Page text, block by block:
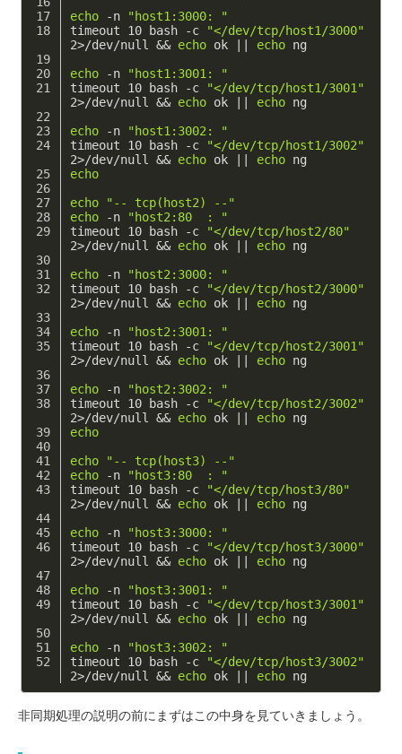
echo -n
"host1:3000: "
timeout 10 bash -c
"</dev/tcp/host1/3000"
2>/dev/null && echo ok || echo ng
echo -n
"host1:3001: "
timeout 10 bash -c
"</dev/tcp/host1/3001"
2>/dev/null && echo ok || echo ng
echo -n
"host1:3002: "
timeout 10 bash -c
"</dev/tcp/host1/3002"
2>/dev/null && echo ok || echo ng
echo
echo
"-- tcp(host2) --"
echo -n
"host2:80  : "
timeout 10 bash -c
"</dev/tcp/host2/80"
2>/dev/null && echo ok || echo ng
echo -n
"host2:3000: "
timeout 10 bash -c
"</dev/tcp/host2/3000"
2>/dev/null && echo ok || echo ng
echo -n
"host2:3001: "
timeout 10 bash -c
"</dev/tcp/host2/3001"
2>/dev/null && echo ok || echo ng
echo -n
"host2:3002: "
timeout 10 bash -c
"</dev/tcp/host2/3002"
2>/dev/null && echo ok || echo ng
echo
echo
"-- tcp(host3) --"
echo -n
"host3:80  : "
timeout 10 bash -c
"</dev/tcp/host3/80"
2>/dev/null && echo ok || echo ng
echo -n
"host3:3000: "
timeout 10 bash -c
"</dev/tcp/host3/3000"
2>/dev/null && echo ok || echo ng
echo -n
"host3:3001: "
timeout 10 bash -c
"</dev/tcp/host3/3001"
2>/dev/null && echo ok || echo ng
echo -n
"host3:3002: "
timeout 10 bash -c
"</dev/tcp/host3/3002"
2>/dev/null && echo ok || echo ng
非同期処理の説明の前にまずはこの中身を見ていきましょう。